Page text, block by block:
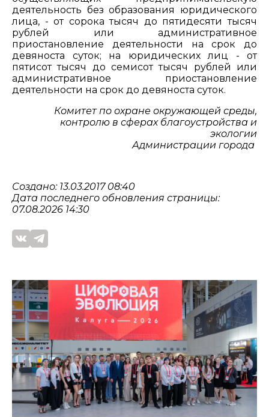
деятельность без образования юридического
лица, - от сорока тысяч до пятидесяти тысяч
рублей или административное
приостановление деятельности на срок до
девяноста суток; на юридических лиц - от
пятисот тысяч до семисот тысяч рублей или
административное приостановление
деятельности на срок до девяноста суток.
Комитет по охране окружающей среды,
контролю в сферах благоустройства и
экологии
Администрации города
Создано: 13.03.2017 08:40
Дата последнего обновления страницы:
07.08.2026 14:30